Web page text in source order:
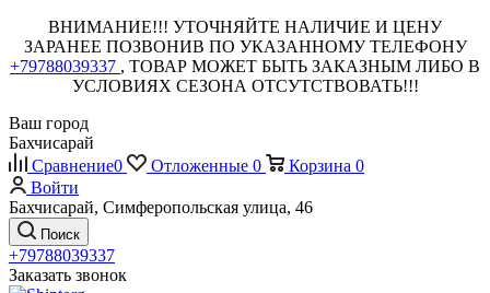
ВНИМАНИЕ!!! УТОЧНЯЙТЕ НАЛИЧИЕ И ЦЕНУ
ЗАРАНЕЕ ПОЗВОНИВ ПО УКАЗАННОМУ ТЕЛЕФОНУ
+79788039337 , ТОВАР МОЖЕТ БЫТЬ ЗАКАЗНЫМ ЛИБО В
УСЛОВИЯХ СЕЗОНА ОТСУТСТВОВАТЬ!!!
Ваш город
Бахчисарай
Сравнение0 Отложенные 0 Корзина 0
Войти
Бахчисарай, Симферопольская улица, 46
Поиск
+79788039337
Заказать звонок